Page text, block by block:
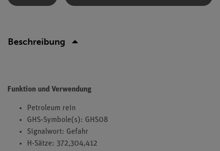
Beschreibung
Funktion und Verwendung
Petroleum rein
GHS-Symbole(s): GHS08
Signalwort: Gefahr
H-Sätze: 372,304,412